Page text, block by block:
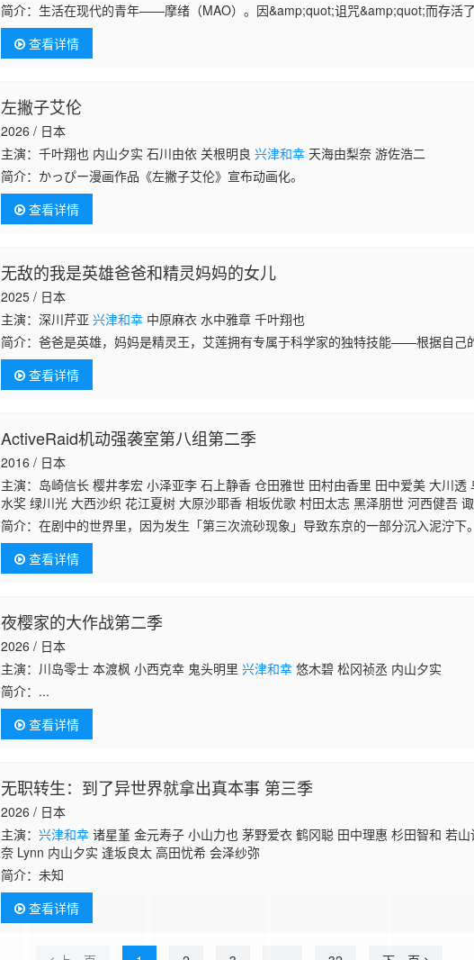
简介： 生活在现代的青年——摩绪（MAO）。因&amp;quot;诅咒&amp;quot;而存活
师。生活在令和时代的女中学生黄叶菜花。幼年时遭遇事故，全家只有她一人幸存。
扇已成为事故现场的商店街大门时，误入妖怪横行的昭和年代。与摩绪相遇的菜花
吧。”被摩绪这么一说，菜花才意识到自己身体的异样。两人竟背负着相同的诅咒！！
查看详情
左撇子艾伦
2026 / 日本
主演：千叶翔也 内山夕实 石川由依 关根明良兴津和幸 天海由梨奈 游佐浩二
简介： かっぴー漫画作品《左撇子艾伦》宣布动画化。
查看详情
无敌的我是英雄爸爸和精灵妈妈的女儿
2025 / 日本
主演：深川芹亚兴津和幸 中原麻衣 水中雅章 千叶翔也
简介：爸爸是英雄，妈妈是精灵王，艾莲拥有专属于科学家的独特技能——根据自己
查看详情
ActiveRaid机动强袭室第八组第二季
2016 / 日本
主演：岛崎信长 樱井孝宏 小泽亚李 石上静香 仓田雅世 田村由香里 田中爱美 大川透
水奖 绿川光 大西沙织 花江夏树 大原沙耶香 相坂优歌 村田太志 黑泽朋世 河西健吾
里 赤羽根健治 手冢宏通 堀川仁 宝龟克寿 千叶进步兴津和幸津田英三 木村珠莉 贯井
爱美 加隈亚衣 渡边明乃 千叶一伸 上田燿司 青山穰 武虎 小西克幸 子安武人 古川慎
简介：在剧中的世界里，因为发生「第三次流砂现象」导致东京的一部分沉入泥泞下
甦，企业发明一种高出力强化外骨骼「Willware」方便施工；但是相反地，利用
益增加……为了有效遏止 Willware 犯罪事件，有一群充满正义感又热血的少年少女警
律条文与长官人情所束缚，却仍然愿意以无比的智慧、勇气、嘴炮(?)来正面迎战向恶
ハチ）」！正式名称
查看详情
夜樱家的大作战第二季
2026 / 日本
主演：川岛零士 本渡枫 小西克幸 鬼头明里兴津和幸 悠木碧 松冈祯丞 内山夕实
简介： ...
查看详情
无职转生：到了异世界就拿出真本事 第三季
2026 / 日本
主演：兴津和幸 诸星堇 金元寿子 小山力也 茅野爱衣 鹤冈聪 田中理惠 杉田智和 若
奈 Lynn 内山夕实 逢坂良太 高田忧希 会泽纱弥
简介：未知
查看详情